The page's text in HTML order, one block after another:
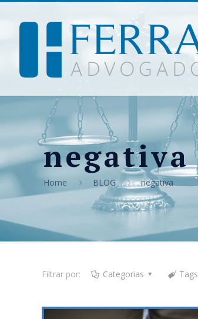
negativa
Home BLOG negativa
Filtrar por: Categorias Tags